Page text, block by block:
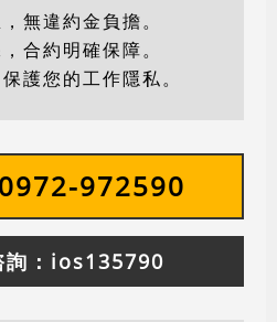
無違約金負擔。
合約明確保障。
護您的工作隱私。
972590
詢：ios135790